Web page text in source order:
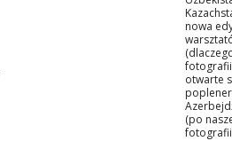
nowa
otwarte
(po
fotografii